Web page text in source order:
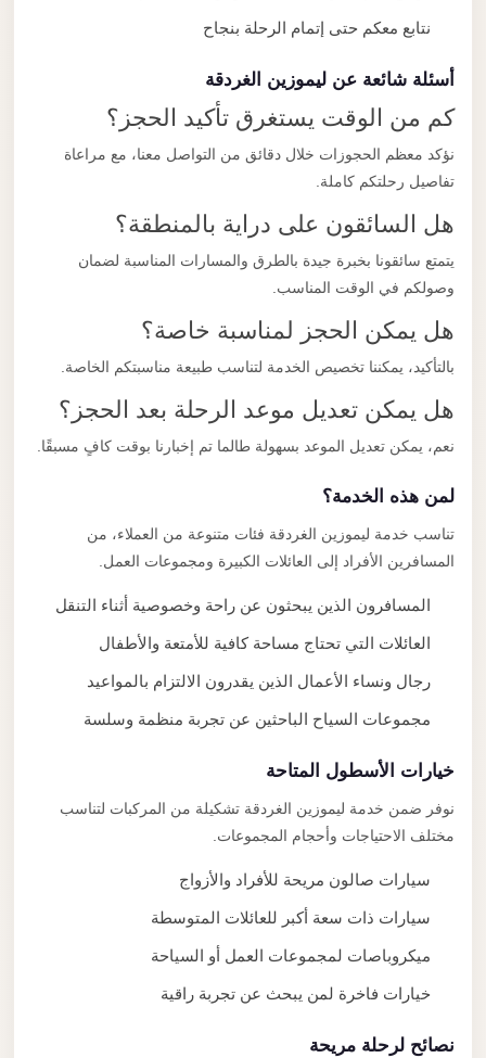
نتابع معكم حتى إتمام الرحلة بنجاح
أسئلة شائعة عن ليموزين الغردقة
كم من الوقت يستغرق تأكيد الحجز؟
نؤكد معظم الحجوزات خلال دقائق من التواصل معنا، مع مراعاة
تفاصيل رحلتكم كاملة.
هل السائقون على دراية بالمنطقة؟
يتمتع سائقونا بخبرة جيدة بالطرق والمسارات المناسبة لضمان
وصولكم في الوقت المناسب.
هل يمكن الحجز لمناسبة خاصة؟
بالتأكيد، يمكننا تخصيص الخدمة لتناسب طبيعة مناسبتكم الخاصة.
هل يمكن تعديل موعد الرحلة بعد الحجز؟
نعم، يمكن تعديل الموعد بسهولة طالما تم إخبارنا بوقت كافٍ مسبقًا.
لمن هذه الخدمة؟
تناسب خدمة ليموزين الغردقة فئات متنوعة من العملاء، من
المسافرين الأفراد إلى العائلات الكبيرة ومجموعات العمل.
المسافرون الذين يبحثون عن راحة وخصوصية أثناء التنقل
العائلات التي تحتاج مساحة كافية للأمتعة والأطفال
رجال ونساء الأعمال الذين يقدرون الالتزام بالمواعيد
مجموعات السياح الباحثين عن تجربة منظمة وسلسة
خيارات الأسطول المتاحة
نوفر ضمن خدمة ليموزين الغردقة تشكيلة من المركبات لتناسب
مختلف الاحتياجات وأحجام المجموعات.
سيارات صالون مريحة للأفراد والأزواج
سيارات ذات سعة أكبر للعائلات المتوسطة
ميكروباصات لمجموعات العمل أو السياحة
خيارات فاخرة لمن يبحث عن تجربة راقية
نصائح لرحلة مريحة